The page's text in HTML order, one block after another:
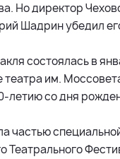
Но директор
Шадрин убедил
состоялась в
театра им.
летию со дня
частью
Театрального